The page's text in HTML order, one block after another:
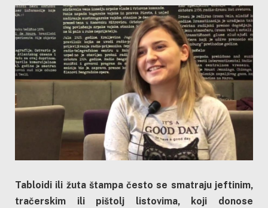
Tabloidi ili žuta štampa često se smatraju jeftinim,
tračerskim ili pištolj listovima, koji donose